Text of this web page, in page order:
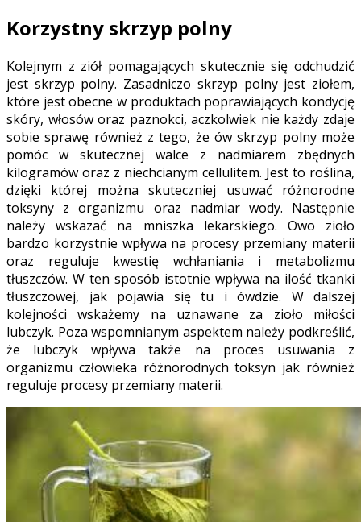
Korzystny skrzyp polny
Kolejnym z ziół pomagających skutecznie się odchudzić
jest skrzyp polny. Zasadniczo skrzyp polny jest ziołem,
które jest obecne w produktach poprawiających kondycję
skóry, włosów oraz paznokci, aczkolwiek nie każdy zdaje
sobie sprawę również z tego, że ów skrzyp polny może
pomóc w skutecznej walce z nadmiarem zbędnych
kilogramów oraz z niechcianym cellulitem. Jest to roślina,
dzięki której można skuteczniej usuwać różnorodne
toksyny z organizmu oraz nadmiar wody. Następnie
należy wskazać na mniszka lekarskiego. Owo zioło
bardzo korzystnie wpływa na procesy przemiany materii
oraz reguluje kwestię wchłaniania i metabolizmu
tłuszczów. W ten sposób istotnie wpływa na ilość tkanki
tłuszczowej, jak pojawia się tu i ówdzie. W dalszej
kolejności wskażemy na uznawane za zioło miłości
lubczyk. Poza wspomnianym aspektem należy podkreślić,
że lubczyk wpływa także na proces usuwania z
organizmu człowieka różnorodnych toksyn jak również
reguluje procesy przemiany materii.